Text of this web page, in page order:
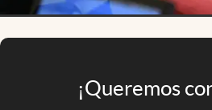
¡Queremos